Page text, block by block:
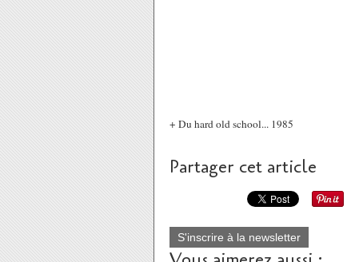
+ Du hard old school... 1985
Partager cet article
S'inscrire à la newsletter